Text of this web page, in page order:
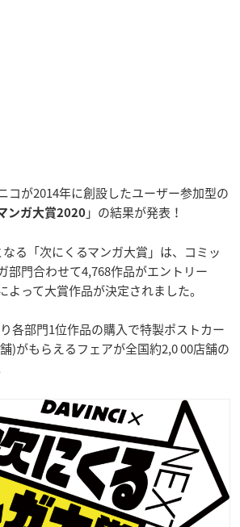
コが2014年に創設したユーザー参加型の
ンガ大賞2020 」の結果が発表！
る「次にくるマンガ大賞」は、コミッ
部門合わせて4,768作品がエントリー
よって大賞作品が決定されました。
各部門1位作品の購入で特製ポストカー
)がもらえるフェアが全国約2,0 00店舗の